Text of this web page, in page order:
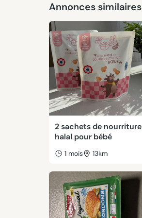
Annonces similaires
2 sachets de nourriture
halal pour bébé
1 mois 13km